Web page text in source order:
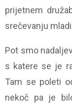
prijetnem
srečevanju
Pot smo
s katere se je
Tam se poleti
nekoč pa je